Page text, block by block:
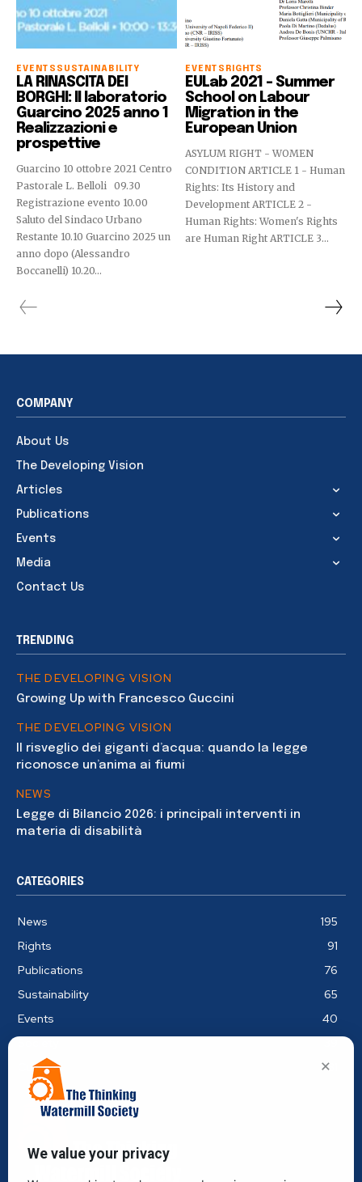
EVENTS SUSTAINABILITY
LA RINASCITA DEI
BORGHI: Il laboratorio
Guarcino 2025 anno 1
Realizzazioni e
prospettive
Guarcino 10 ottobre 2021 Centro
Pastorale L. Belloli 09.30
Registrazione evento 10.00
Saluto del Sindaco Urbano
Restante 10.10 Guarcino 2025 un
anno dopo (Alessandro
Boccanelli) 10.20...
EVENTS RIGHTS
EULab 2021 – Summer
School on Labour
Migration in the
European Union
ASYLUM RIGHT - WOMEN
CONDITION ARTICLE 1 - Human
Rights: Its History and
Development ARTICLE 2 -
Human Rights: Women's Rights
are Human Right ARTICLE 3...
COMPANY
About Us
The Developing Vision
Articles
Publications
Events
Media
Contact Us
TRENDING
THE DEVELOPING VISION
Growing Up with Francesco Guccini
THE DEVELOPING VISION
Il risveglio dei giganti d’acqua: quando la legge
riconosce un’anima ai fiumi
NEWS
Legge di Bilancio 2026: i principali interventi in
materia di disabilità
CATEGORIES
News
195
Rights
91
Publications
76
Sustainability
65
Events
40
Culture
31
×
We value your privacy